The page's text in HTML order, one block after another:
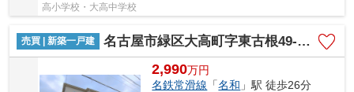
高小学校・大高中学校
売買 | 新築一戸建 名古屋市緑区大高町字東古根49-8【仲介手数料無料】新築一戸建て B号棟
2,990万円
名鉄常滑線 「名和 」駅 徒歩26分